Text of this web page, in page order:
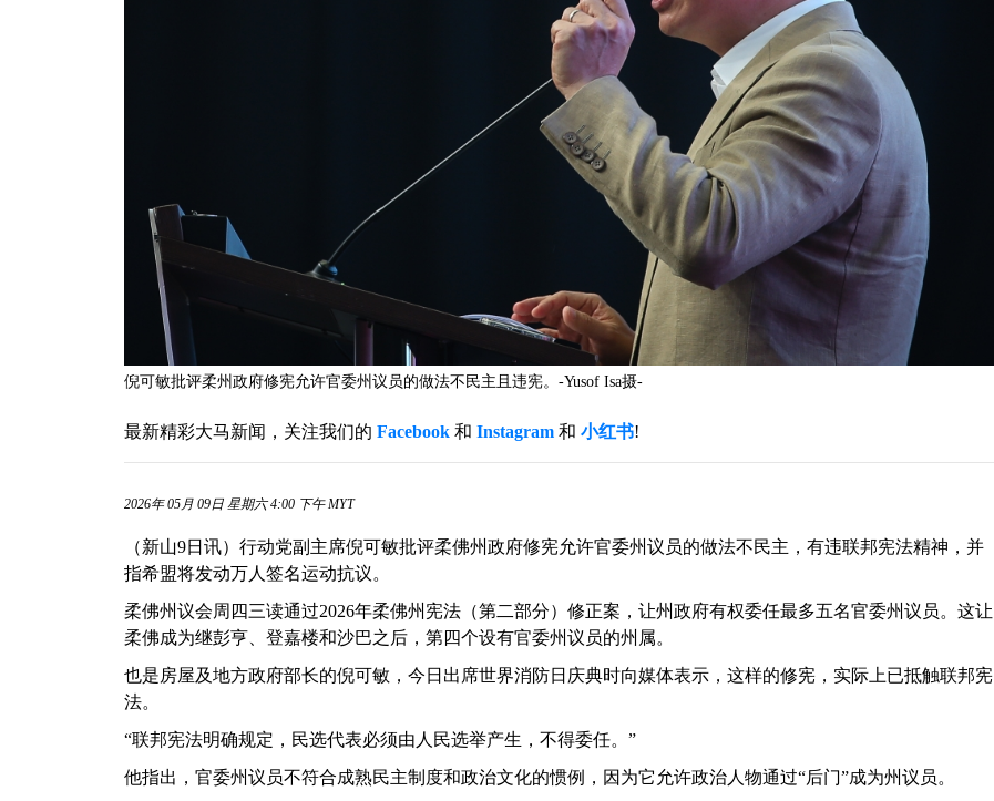
倪可敏批评柔州政府修宪允许官委州议员的做法不民主且违宪。-Yusof Isa摄-
最新精彩大马新闻，关注我们的 Facebook 和 Instagram 和 小红书!
2026年 05月 09日 星期六 4:00 下午 MYT
（新山9日讯）行动党副主席倪可敏批评柔佛州政府修宪允许官委州议员的做法不民主，有违联邦宪法精神，并
指希盟将发动万人签名运动抗议。
柔佛州议会周四三读通过2026年柔佛州宪法（第二部分）修正案，让州政府有权委任最多五名官委州议员。这让
柔佛成为继彭亨、登嘉楼和沙巴之后，第四个设有官委州议员的州属。
也是房屋及地方政府部长的倪可敏，今日出席世界消防日庆典时向媒体表示，这样的修宪，实际上已抵触联邦宪
法。
“联邦宪法明确规定，民选代表必须由人民选举产生，不得委任。”
他指出，官委州议员不符合成熟民主制度和政治文化的惯例，因为它允许政治人物通过“后门”成为州议员。